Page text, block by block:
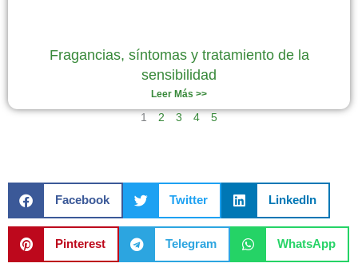
Fragancias, síntomas y tratamiento de la
sensibilidad
Leer Más >>
1 2 3 4 5
Facebook Twitter LinkedIn
Pinterest Telegram WhatsApp